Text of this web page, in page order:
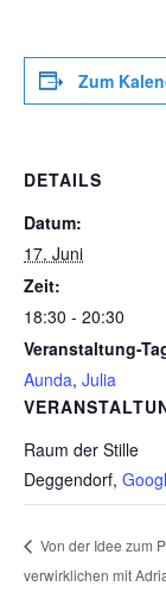
Zum
DETAILS
Datum:
17. Juni
Zeit:
18:30 - 20:30
Veranstaltung-
Aunda, Julia
Raum der Stille
Deggendorf,
Von der Idee zum
verwirklichen mit